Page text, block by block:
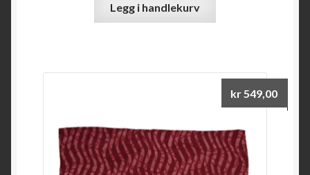
Legg i handlekurv
kr549,00